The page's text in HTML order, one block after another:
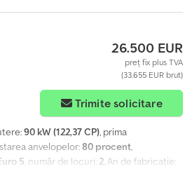
26.500 EUR
preț fix plus TVA
(33.655 EUR brut)
Trimite solicitare
90 kW (122,37 CP), prima
anvelopelor:80 procent,
5, număr de locuri: 2, An de fabricație:
MT202DS - 20m - 200 kg Cjdozg D